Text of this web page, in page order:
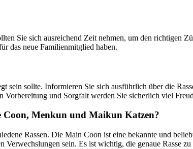
Sie sich ausreichend Zeit nehmen, um den richtigen
das neue Familienmitglied haben.
sollte. Informieren Sie sich ausführlich über die
und Sorgfalt werden Sie sicherlich viel
Coon, Menkun und Maikun Katzen?
Rassen. Die Main Coon ist eine bekannte und
sein. Es ist wichtig, die genaue Rasse